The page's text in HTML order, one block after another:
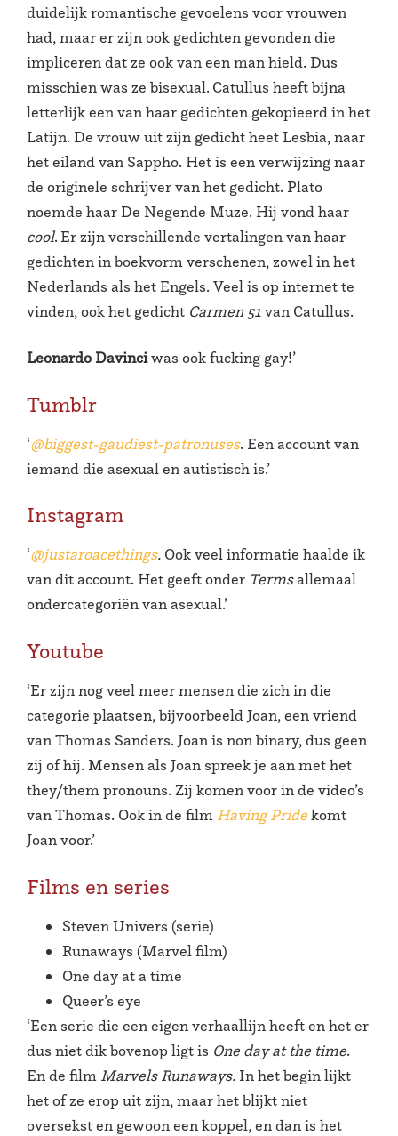
duidelijk romantische gevoelens voor vrouwen
had, maar er zijn ook gedichten gevonden die
impliceren dat ze ook van een man hield. Dus
misschien was ze bisexual. Catullus heeft bijna
letterlijk een van haar gedichten gekopieerd in het
Latijn. De vrouw uit zijn gedicht heet Lesbia, naar
het eiland van Sappho. Het is een verwijzing naar
de originele schrijver van het gedicht. Plato
noemde haar De Negende Muze. Hij vond haar
cool. Er zijn verschillende vertalingen van haar
gedichten in boekvorm verschenen, zowel in het
Nederlands als het Engels. Veel is op internet te
vinden, ook het gedicht Carmen 51van Catullus.
Leonardo Davinciwas ook fucking gay!’
Tumblr
‘@biggest-gaudiest-patronuses. Een account van
iemand die asexual en autistisch is.’
Instagram
‘@justaroacethings. Ook veel informatie haalde ik
van dit account. Het geeft onder Termsallemaal
ondercategoriën van asexual.’
Youtube
‘Er zijn nog veel meer mensen die zich in die
categorie plaatsen, bijvoorbeeld Joan, een vriend
van Thomas Sanders. Joan is non binary, dus geen
zij of hij. Mensen als Joan spreek je aan met het
they/them pronouns. Zij komen voor in de video’s
van Thomas. Ook in de film Having Pridekomt
Joan voor.’
Films en series
Steven Univers (serie)
Runaways (Marvel film)
One day at a time
Queer’s eye
‘Een serie die een eigen verhaallijn heeft en het er
dus niet dik bovenop ligt is One day at the time.
En de film Marvels Runaways. In het begin lijkt
het of ze erop uit zijn, maar het blijkt niet
oversekst en gewoon een koppel, en dan is het